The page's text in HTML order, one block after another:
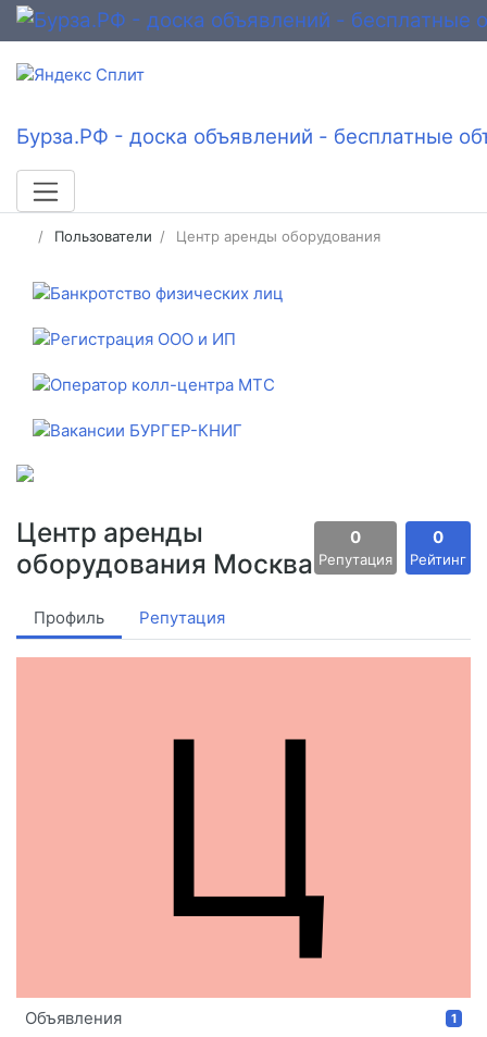
Бурза.РФ - доска объявлений - бесплатные
Пользователи Центр аренды оборудования
Центр аренды
оборудования Москва
0
Репутация
0
Рейтинг
Профиль Репутация
Ц
Объявления 1